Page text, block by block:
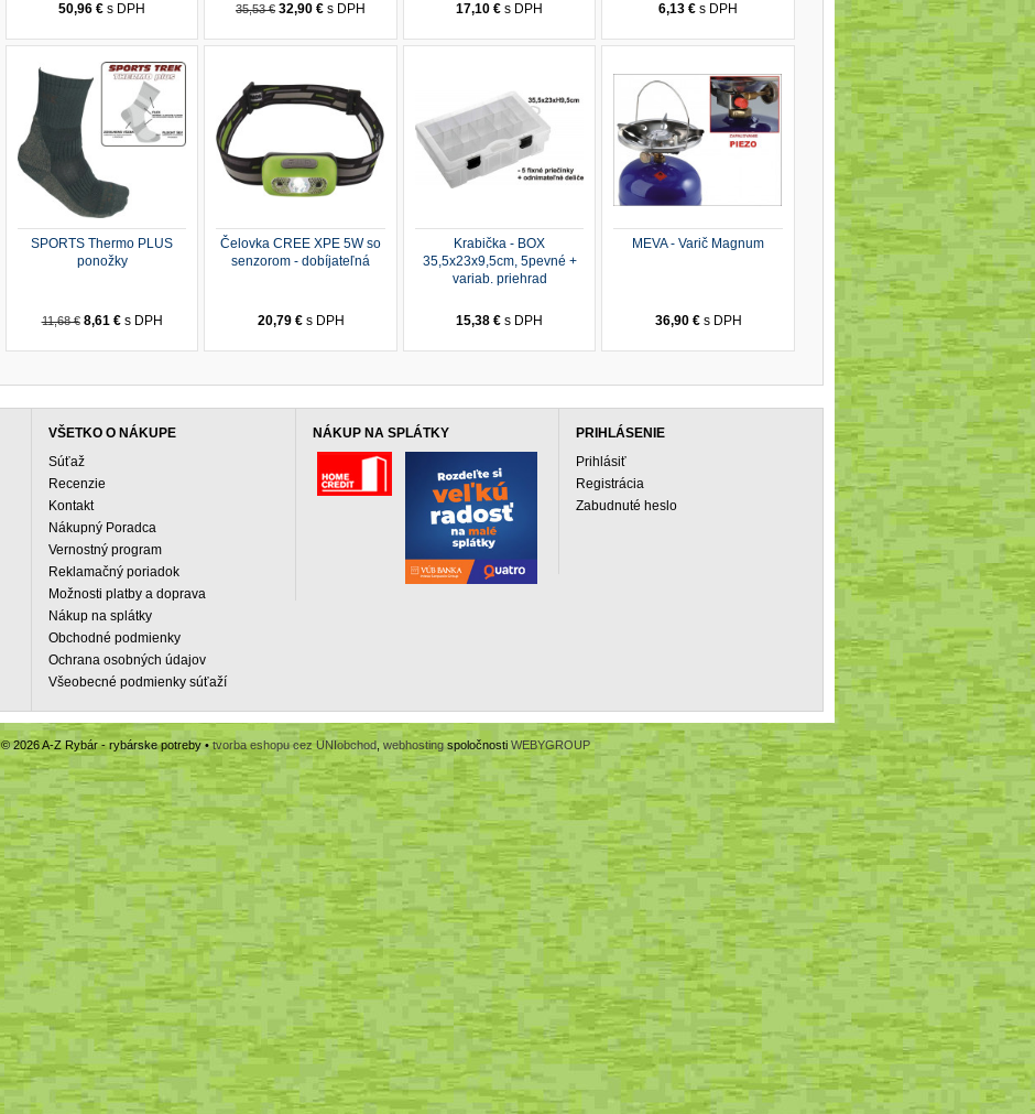
50,96 € s DPH 35,53 € 32,90 € s DPH 17,10 € s DPH 6,13 € s DPH
SPORTS Thermo PLUS
ponožky
11,68 € 8,61 € s DPH
Čelovka CREE XPE 5W so
senzorom - dobíjateľná
20,79 € s DPH
Krabička - BOX
35,5x23x9,5cm, 5pevné +
variab. priehrad
15,38 € s DPH
MEVA - Varič Magnum
36,90 € s DPH
VŠETKO O NÁKUPE
Súťaž
Recenzie
Kontakt
Nákupný Poradca
Vernostný program
Reklamačný poriadok
Možnosti platby a doprava
Nákup na splátky
Obchodné podmienky
Ochrana osobných údajov
Všeobecné podmienky súťaží
NÁKUP NA SPLÁTKY
PRIHLÁSENIE
Prihlásiť
Registrácia
Zabudnuté heslo
© 2026 A-Z Rybár - rybárske potreby •tvorba eshopu cez UNIobchod, webhostingspoločnosti WEBYGROUP